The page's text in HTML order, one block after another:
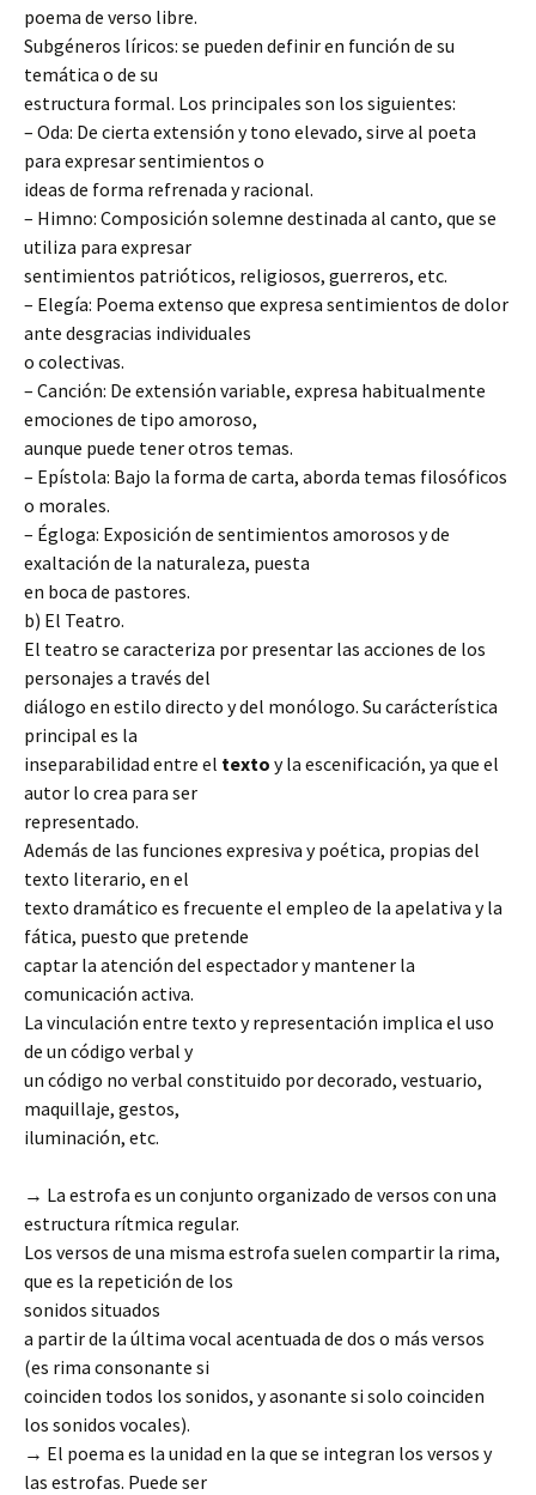
poema de verso libre.
Subgéneros líricos: se pueden definir en función de su
temática o de su
estructura formal. Los principales son los siguientes:
– Oda: De cierta extensión y tono elevado, sirve al poeta
para expresar sentimientos o
ideas de forma refrenada y racional.
– Himno: Composición solemne destinada al canto, que se
utiliza para expresar
sentimientos patrióticos, religiosos, guerreros, etc.
– Elegía: Poema extenso que expresa sentimientos de dolor
ante desgracias individuales
o colectivas.
– Canción: De extensión variable, expresa habitualmente
emociones de tipo amoroso,
aunque puede tener otros temas.
– Epístola: Bajo la forma de carta, aborda temas filosóficos
o morales.
– Égloga: Exposición de sentimientos amorosos y de
exaltación de la naturaleza, puesta
en boca de pastores.
b) El Teatro.
El teatro se caracteriza por presentar las acciones de los
personajes a través del
diálogo en estilo directo y del monólogo. Su carácterística
principal es la
inseparabilidad entre el texto y la escenificación, ya que el
autor lo crea para ser
representado.
Además de las funciones expresiva y poética, propias del
texto literario, en el
texto dramático es frecuente el empleo de la apelativa y la
fática, puesto que pretende
captar la atención del espectador y mantener la
comunicación activa.
La vinculación entre texto y representación implica el uso
de un código verbal y
un código no verbal constituido por decorado, vestuario,
maquillaje, gestos,
iluminación, etc.
→ La estrofa es un conjunto organizado de versos con una
estructura rítmica regular.
Los versos de una misma estrofa suelen compartir la rima,
que es la repetición de los
sonidos situados
a partir de la última vocal acentuada de dos o más versos
(es rima consonante si
coinciden todos los sonidos, y asonante si solo coinciden
los sonidos vocales).
→ El poema es la unidad en la que se integran los versos y
las estrofas. Puede ser